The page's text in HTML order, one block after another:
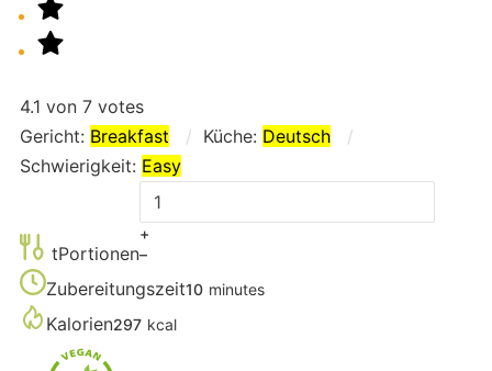
4.1 von 7votes
Gericht: Breakfast Küche: Deutsch
Schwierigkeit: Easy
tPortionen
servings
+
–
Zubereitungszeit10 minutes
Kalorien297 kcal